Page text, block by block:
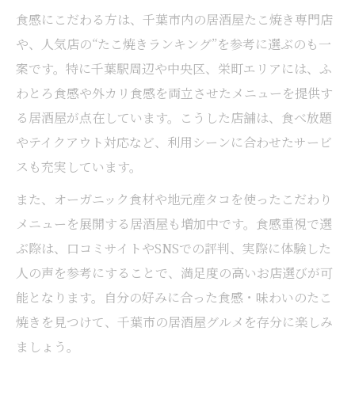
食感にこだわる方は、千葉市内の居酒屋たこ焼き専門店
や、人気店の“たこ焼きランキング”を参考に選ぶのも一
案です。特に千葉駅周辺や中央区、栄町エリアには、ふ
わとろ食感や外カリ食感を両立させたメニューを提供す
る居酒屋が点在しています。こうした店舗は、食べ放題
やテイクアウト対応など、利用シーンに合わせたサービ
スも充実しています。
また、オーガニック食材や地元産タコを使ったこだわり
メニューを展開する居酒屋も増加中です。食感重視で選
ぶ際は、口コミサイトやSNSでの評判、実際に体験した
人の声を参考にすることで、満足度の高いお店選びが可
能となります。自分の好みに合った食感・味わいのたこ
焼きを見つけて、千葉市の居酒屋グルメを存分に楽しみ
ましょう。